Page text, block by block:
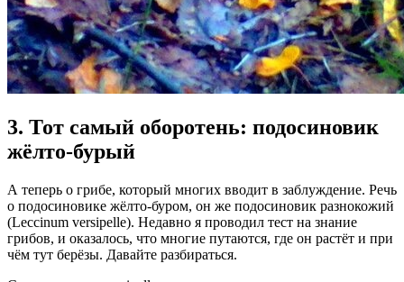
3. Тот самый оборотень: подосиновик
жёлто-бурый
А теперь о грибе, который многих вводит в заблуждение. Речь
о подосиновике жёлто-буром, он же подосиновик разнокожий
(Leccinum versipelle). Недавно я проводил тест на знание
грибов, и оказалось, что многие путаются, где он растёт и при
чём тут берёзы. Давайте разбираться.